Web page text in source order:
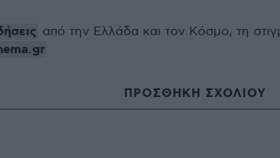
από την Ελλάδα και τον Κόσμο, τη
ΠΡΟΣΘΗΚΗ ΣΧΟΛΙΟΥ